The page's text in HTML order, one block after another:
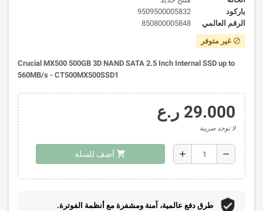
باركود
9509500005832
الرقم العالمي
850800005848
block غير متوفر
Crucial MX500 500GB 3D NAND SATA 2.5 Inch Internal SSD up to
560MB/s - CT500MX500SSD1
29.000 ر.ع
لا توجد ضريبة
remove
add
shopping_cart أضف للسلة
طرق دفع عالمية، آمنة ومشفرة مع أنظمة الفوترة.